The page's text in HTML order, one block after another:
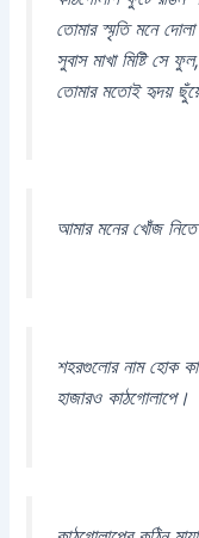
তোমার স্মৃতি মনে
সুবাস মাখা মিষ্টি সে ফুল,
তোমার মতোই হৃদয়
আমার মনের খোঁজ
শহরগুলোর নাম হোক
হাজারও কাঠগোলাপে।